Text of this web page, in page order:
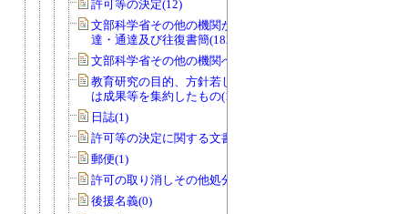
許可等の決定(12)
文部科学省その他の機関からの諸令
達・通達及び往復書簡(182)
文部科学省その他の機関への報告等(74)
教育研究の目的、方針若しくは計画又
は成果等を集約したもの(14)
日誌(1)
許可等の決定に関する文書(0)
郵便(1)
許可の取り消しその他処分(0)
後援名義(0)